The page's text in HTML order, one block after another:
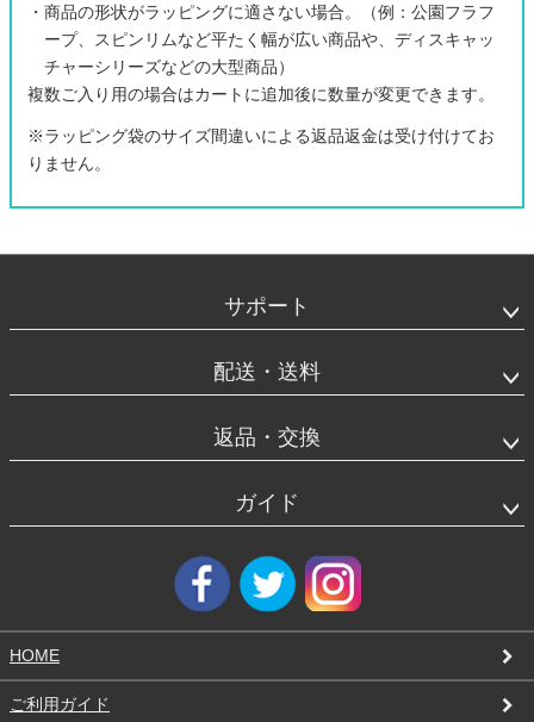
・商品の形状がラッピングに適さない場合。（例：公園フラフ
ープ、スピンリムなど平たく幅が広い商品や、ディスキャッ
チャーシリーズなどの大型商品）
複数ご入り用の場合はカートに追加後に数量が変更できます。
※ラッピング袋のサイズ間違いによる返品返金は受け付けてお
りません。
サポート
配送・送料
返品・交換
ガイド
HOME
ご利用ガイド